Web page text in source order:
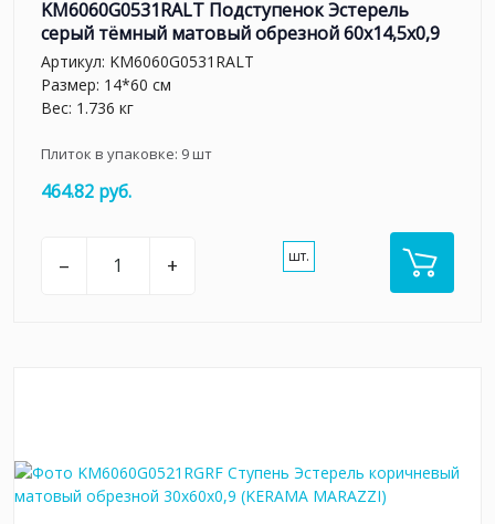
KM6060G0531RALT Подступенок Эстерель
серый тёмный матовый обрезной 60x14,5x0,9
Артикул: KM6060G0531RALT
Размер: 14*60 см
Вес: 1.736 кг
Плиток в упаковке: 9шт
464.82 руб.
– + шт.